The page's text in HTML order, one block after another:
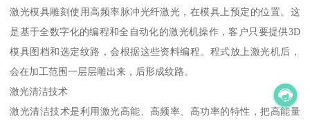
激光模具雕刻使用高频率脉冲光纤激光，在模具上预定的位置。这
是基于全数字化的编程和全自动化的激光机操作，客户只要提供3D
模具图档和选定纹路，会根据这些资料编程。程式放上激光机后，
会在加工范围一层层雕出来，后形成纹路。
激光清洁技术
激光清洁技术是利用激光高能、高频率、高功率的特性，把高能量